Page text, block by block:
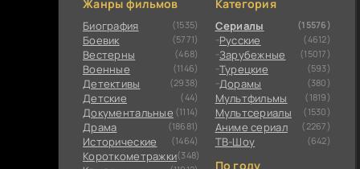
Жанры фильмов
Биография (1535)
Боевик (5771)
Вестерны (468)
Военные (1146)
Детективы (2938)
Детские (44)
Документальные (1114)
Драма (18681)
Исторические (1464)
Короткометражки(348)
Категория
Сериалы (15576)
Русские (4612)
Зарубежные (15017)
Турецкие (593)
Дорамы (380)
Мультфильмы (1819)
Мультсериалы (1530)
Аниме сериал (2267)
ТВ-Шоу (642)
По году